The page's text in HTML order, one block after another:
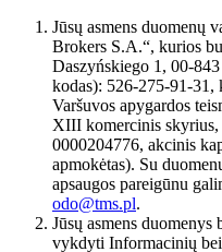
Jūsų asmens duomenų
Brokers S.A.“, kurios
Daszyńskiego 1, 00-
kodas): 526-275-91-31,
Varšuvos apygardos
XIII komercinis
0000204776, akcinis
apmokėtas). Su
apsaugos pareigūnu
odo@tms.pl.
Jūsų asmens
vykdyti Informacinių